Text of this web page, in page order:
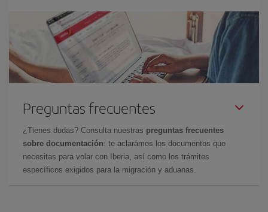
Preguntas frecuentes
¿Tienes dudas? Consulta nuestras preguntas frecuentes
sobre documentación: te aclaramos los documentos que
necesitas para volar con Iberia, así como los trámites
específicos exigidos para la migración y aduanas.